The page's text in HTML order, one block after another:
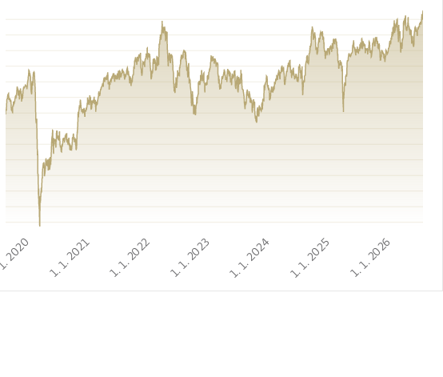
1. 1. 2021 1. 1. 2022 1. 1. 2023 1. 1. 2024 1. 1. 2025 1. 1. 2026